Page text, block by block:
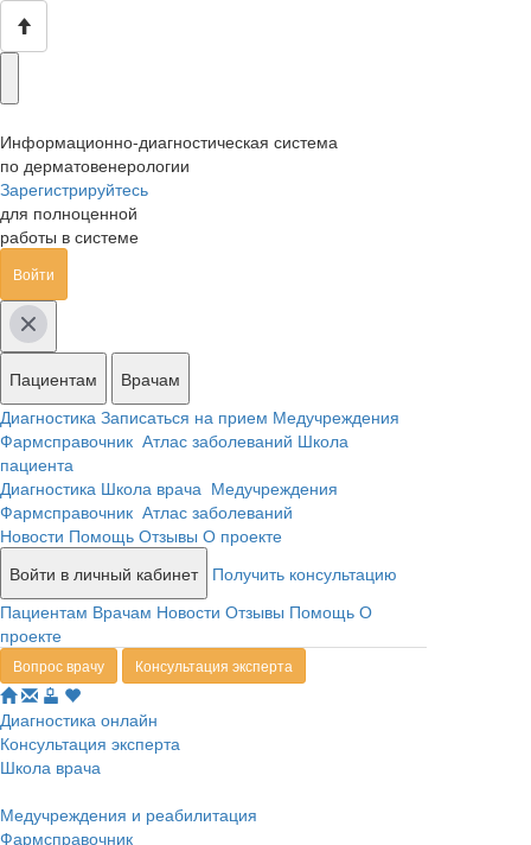
Информационно-диагностическая система
по дерматовенерологии
Зарегистрируйтесь
для полноценной
работы в системе
Войти
Пациентам
Врачам
Диагностика Записаться на прием Медучреждения
Фармсправочник Атлас заболеваний Школа
пациента
Диагностика Школа врача Медучреждения
Фармсправочник Атлас заболеваний
Новости Помощь Отзывы О проекте
Войти в личный кабинет
Получить консультацию
Пациентам Врачам Новости Отзывы Помощь О
проекте
Вопрос врачу Консультация эксперта
Диагностика онлайн
Консультация эксперта
Школа врача
Медучреждения и реабилитация
Фармсправочник